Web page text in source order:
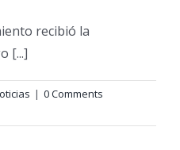
recibió la
[...]
| 0 Comments